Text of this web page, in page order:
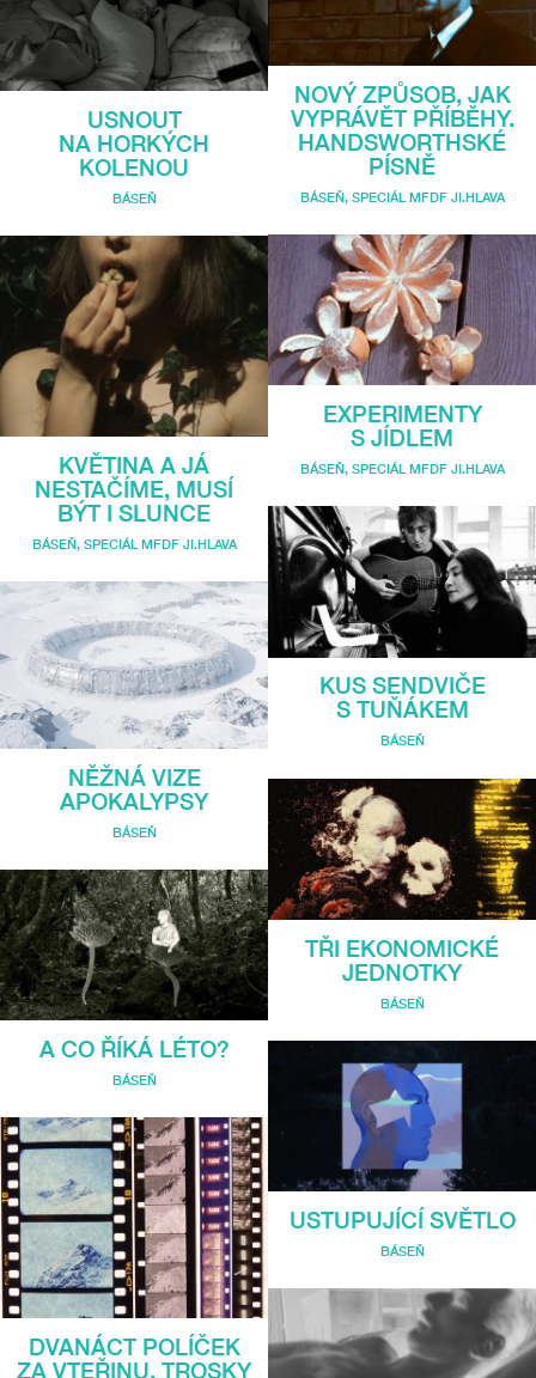
USNOUT
NA HORKÝCH
KOLENOU
BÁSEŇ
KVĚTINA A JÁ
NESTAČÍME, MUSÍ
BÝT I SLUNCE
BÁSEŇ, SPECIÁL MFDF JI.HLAVA
NĚŽNÁ VIZE
APOKALYPSY
BÁSEŇ
A CO ŘÍKÁ LÉTO?
BÁSEŇ
DVANÁCT POLÍČEK
ZA VTEŘINU. TROSKY
NOVÝ ZPŮSOB, JAK
VYPRÁVĚT PŘÍBĚHY.
HANDSWORTHSKÉ
PÍSNĚ
BÁSEŇ, SPECIÁL MFDF JI.HLAVA
EXPERIMENTY
S JÍDLEM
BÁSEŇ, SPECIÁL MFDF JI.HLAVA
KUS SENDVIČE
S TUŇÁKEM
BÁSEŇ
TŘI EKONOMICKÉ
JEDNOTKY
BÁSEŇ
USTUPUJÍCÍ SVĚTLO
BÁSEŇ